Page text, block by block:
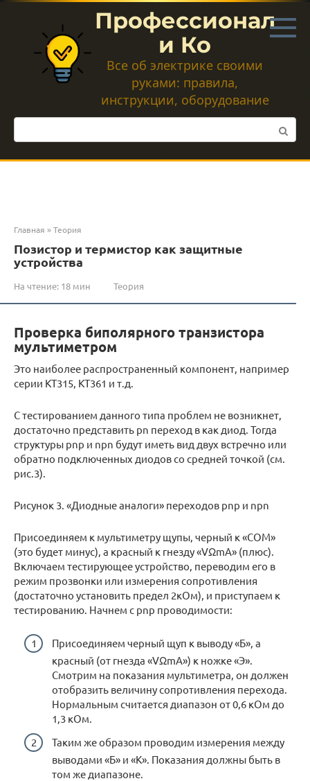
Перейти
контенту
Профессионал
и Ко
Все об электрике своими
руками: правила,
инструкции, оборудование
Поиск:
Главная »Теория
Позистор и термистор как защитные
устройства
На чтение: 18 мин Теория
Проверка биполярного транзистора
мультиметром
Это наиболее распространенный компонент, например
серии КТ315, КТ361 и т.д.
С тестированием данного типа проблем не возникнет,
достаточно представить pn переход в как диод. Тогда
структуры pnp и npn будут иметь вид двух встречно или
обратно подключенных диодов со средней точкой (см.
рис.3).
Рисунок 3. «Диодные аналоги» переходов pnp и npn
Присоединяем к мультиметру щупы, черный к «СОМ»
(это будет минус), а красный к гнезду «VΩmA» (плюс).
Включаем тестирующее устройство, переводим его в
режим прозвонки или измерения сопротивления
(достаточно установить предел 2кОм), и приступаем к
тестированию. Начнем с pnp проводимости:
Присоединяем черный щуп к выводу «Б», а
красный (от гнезда «VΩmA») к ножке «Э».
Смотрим на показания мультиметра, он должен
отобразить величину сопротивления перехода.
Нормальным считается диапазон от 0,6 кОм до
1,3 кОм.
Таким же образом проводим измерения между
выводами «Б» и «К». Показания должны быть в
том же диапазоне.